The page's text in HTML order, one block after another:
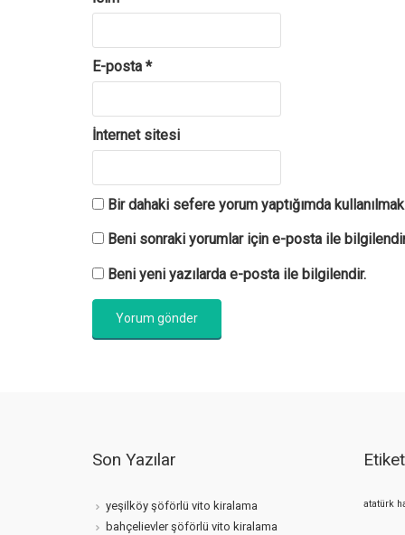
E-posta *
İnternet sitesi
Bir dahaki sefere yorum yaptığımda
Beni sonraki yorumlar için e-posta ile
Beni yeni yazılarda e-posta ile bilgilendir.
Son Yazılar
yeşilköy şöförlü vito kiralama
bahçelievler şöförlü vito kiralama
atatürk